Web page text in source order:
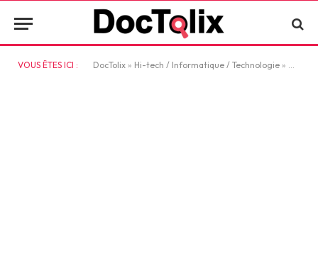
VOUS ÊTES ICI : DocTolix » Hi-tech / Informatique / Technologie »